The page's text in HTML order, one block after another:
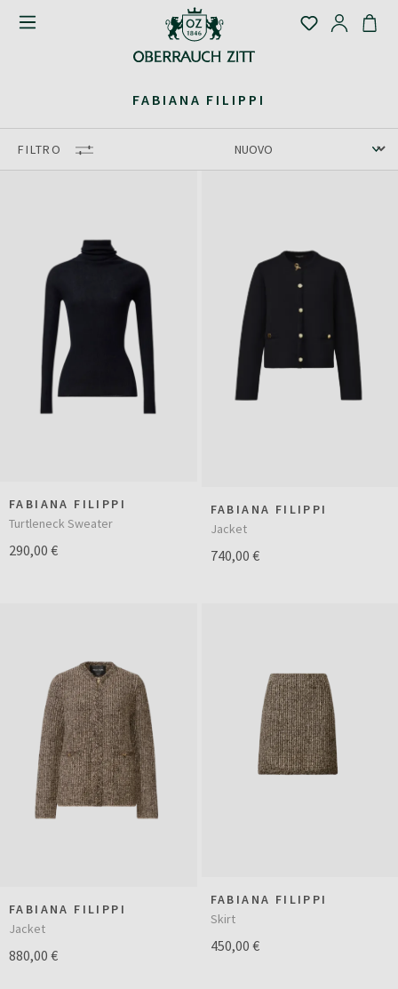
FABIANA FILIPPI
FILTRO
FABIANA FILIPPI
Turtleneck Sweater
290,00 €
FABIANA FILIPPI
Jacket
740,00 €
FABIANA FILIPPI
Jacket
880,00 €
FABIANA FILIPPI
Skirt
450,00 €